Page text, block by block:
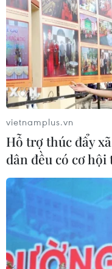
Dự án cao tốc
thầu đoạn Phan
16/11/2020 07:02
Gói thầu số 1-XL và
án thành phần đầu tư
Giây thuộc dự án
bộ cao tốc trên tuyến
vietnamplus.vn
Hỗ trợ thúc đẩy
dân đều có cơ